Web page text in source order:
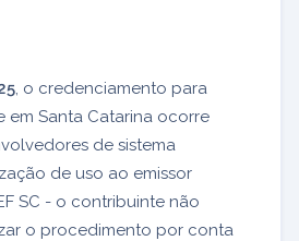
, o credenciamento para
em Santa Catarina ocorre
de sistema
de uso ao emissor
SC - o contribuinte não
o procedimento por conta